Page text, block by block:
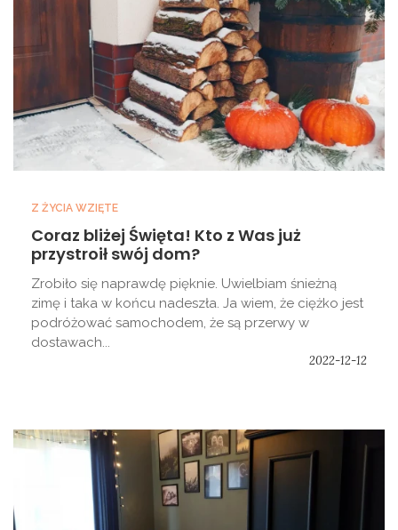
Z ŻYCIA WZIĘTE
Coraz bliżej Święta! Kto z Was już
przystroił swój dom?
Zrobiło się naprawdę pięknie. Uwielbiam śnieżną
zimę i taka w końcu nadeszła. Ja wiem, że ciężko jest
podróżować samochodem, że są przerwy w
dostawach...
2022-12-12